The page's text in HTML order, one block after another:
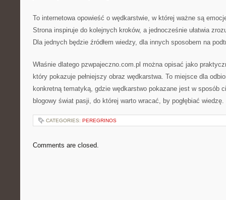
To internetowa opowieść o wędkarstwie, w której ważne są
Strona inspiruje do kolejnych kroków, a jednocześnie ułatwia
Dla jednych będzie źródłem wiedzy, dla innych sposobem na
Właśnie dlatego pzwpajeczno.com.pl można opisać jako
który pokazuje pełniejszy obraz wędkarstwa. To miejsce dla
konkretną tematyką, gdzie wędkarstwo pokazane jest w sposób
blogowy świat pasji, do której warto wracać, by pogłębiać wiedzę.
CATEGORIES: PEREGRINOS
Comments are closed.